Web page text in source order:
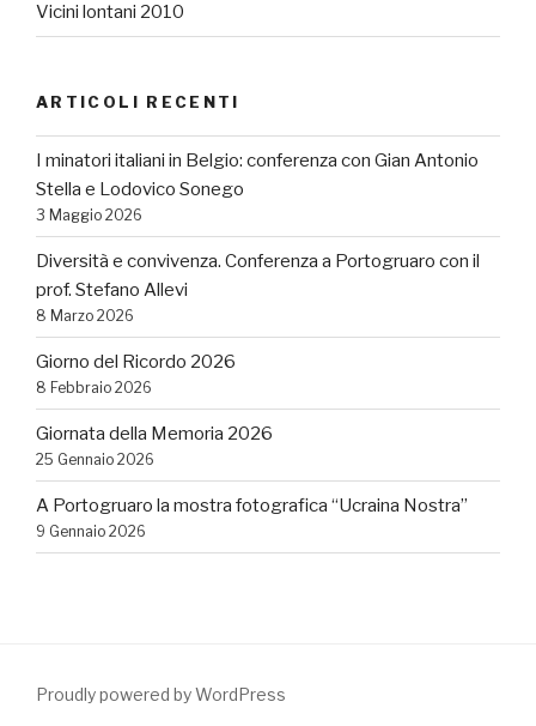
Vicini lontani 2010
ARTICOLI RECENTI
I minatori italiani in Belgio: conferenza con Gian Antonio
Stella e Lodovico Sonego
3 Maggio 2026
Diversità e convivenza. Conferenza a Portogruaro con il
prof. Stefano Allevi
8 Marzo 2026
Giorno del Ricordo 2026
8 Febbraio 2026
Giornata della Memoria 2026
25 Gennaio 2026
A Portogruaro la mostra fotografica “Ucraina Nostra”
9 Gennaio 2026
Proudly powered by WordPress